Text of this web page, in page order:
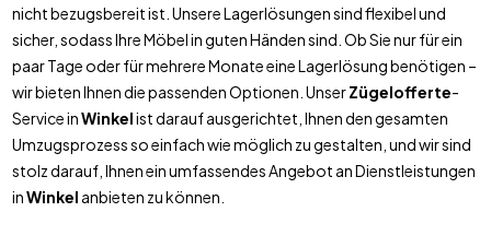
nicht bezugsbereit ist. Unsere Lagerlösungen sind flexibel und
sicher, sodass Ihre Möbel in guten Händen sind. Ob Sie nur für ein
paar Tage oder für mehrere Monate eine Lagerlösung benötigen –
wir bieten Ihnen die passenden Optionen. UnserZügelofferte-
Service inWinkelist darauf ausgerichtet, Ihnen den gesamten
Umzugsprozess so einfach wie möglich zu gestalten, und wir sind
stolz darauf, Ihnen ein umfassendes Angebot an Dienstleistungen
inWinkel anbieten zu können.